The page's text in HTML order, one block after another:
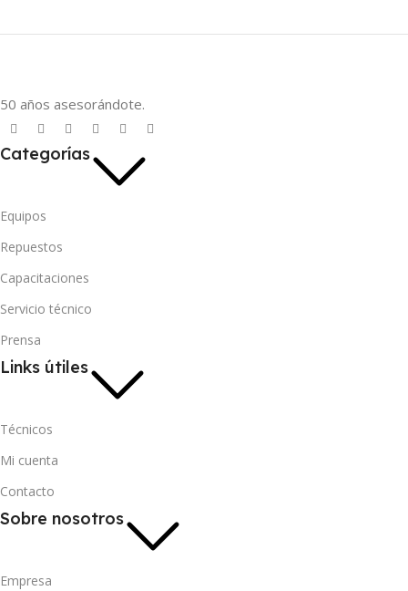
50 años asesorándote.
Categorías
Equipos
Repuestos
Capacitaciones
Servicio técnico
Prensa
Links útiles
Técnicos
Mi cuenta
Contacto
Sobre nosotros
Empresa